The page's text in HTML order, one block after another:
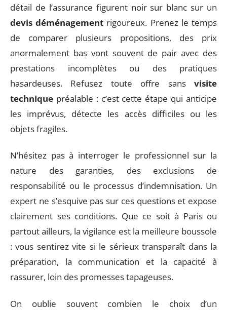
détail de l’assurance figurent noir sur blanc sur un
devis déménagement rigoureux. Prenez le temps
de comparer plusieurs propositions, des prix
anormalement bas vont souvent de pair avec des
prestations incomplètes ou des pratiques
hasardeuses. Refusez toute offre sans visite
technique préalable : c’est cette étape qui anticipe
les imprévus, détecte les accès difficiles ou les
objets fragiles.
N’hésitez pas à interroger le professionnel sur la
nature des garanties, des exclusions de
responsabilité ou le processus d’indemnisation. Un
expert ne s’esquive pas sur ces questions et expose
clairement ses conditions. Que ce soit à Paris ou
partout ailleurs, la vigilance est la meilleure boussole
: vous sentirez vite si le sérieux transparaît dans la
préparation, la communication et la capacité à
rassurer, loin des promesses tapageuses.
On oublie souvent combien le choix d’un